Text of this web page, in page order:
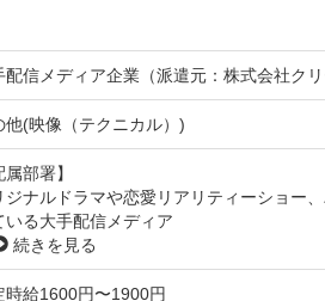
配信メディア企業（派遣元：株式会社ク
他(映像（テクニカル）)
属部署】
ジナルドラマや恋愛リアリティーショー
いる大手配信メディア
続きを見る
時給1600円〜1900円